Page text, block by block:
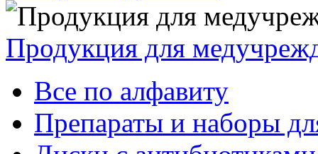
Продукция для
Все по алфавиту
Препараты и наборы